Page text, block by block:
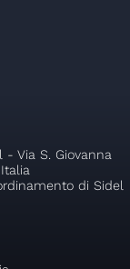
Via S. Giovanna
di Sidel